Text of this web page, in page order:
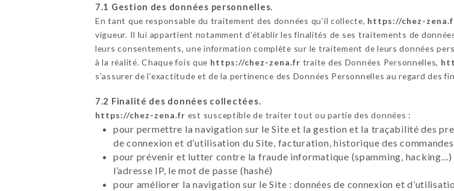
7.1 Gestion des données personnelles.
En tant que responsable du traitement des données qu’il collecte, https://chez-
vigueur. Il lui appartient notamment d’établir les finalités de ses traitements de
leurs consentements, une information complète sur le traitement de leurs données
à la réalité. Chaque fois que https://chez-zena.fr traite des Données Personnelles,
s’assurer de l’exactitude et de la pertinence des Données Personnelles au regard des
7.2 Finalité des données collectées.
https://chez-zena.fr est susceptible de traiter tout ou partie des données :
pour permettre la navigation sur le Site et la gestion et la traçabilité des
de connexion et d’utilisation du Site, facturation, historique des
pour prévenir et lutter contre la fraude informatique (spamming,
l’adresse IP, le mot de passe (hashé)
pour améliorer la navigation sur le Site : données de connexion et